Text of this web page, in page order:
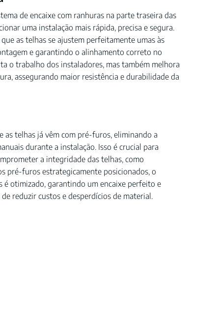
de encaixe com ranhuras na parte traseira das
uma instalação mais rápida, precisa e segura.
as telhas se ajustem perfeitamente umas às
e garantindo o alinhamento correto no
o trabalho dos instaladores, mas também melhora
assegurando maior resistência e durabilidade da
as telhas já vêm com pré-furos, eliminando a
durante a instalação. Isso é crucial para
a integridade das telhas, como
pré-furos estrategicamente posicionados, o
é otimizado, garantindo um encaixe perfeito e
reduzir custos e desperdícios de material.